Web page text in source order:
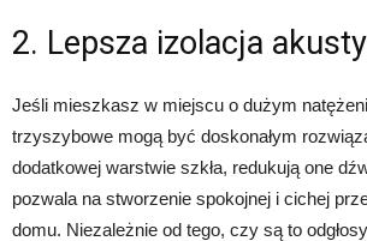
2. Lepsza izolacja
Jeśli mieszkasz w miejscu o dużym
trzyszybowe mogą być doskonałym
dodatkowej warstwie szkła, redukują one
pozwala na stworzenie spokojnej i cichej
domu. Niezależnie od tego, czy są to